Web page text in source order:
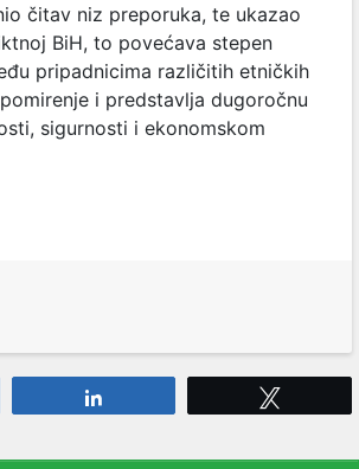
čitav niz preporuka, te ukazao
BiH, to povećava stepen
pripadnicima različitih etničkih
i predstavlja dugoročnu
sigurnosti i ekonomskom